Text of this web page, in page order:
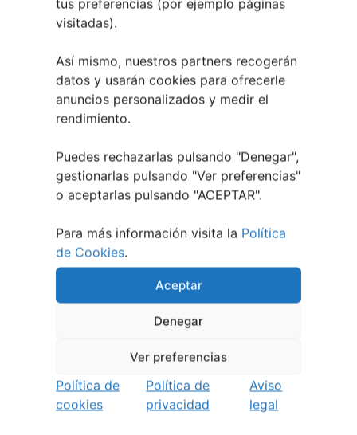
tus preferencias (por ejemplo páginas
visitadas).
Así mismo, nuestros partners recogerán
datos y usarán cookies para ofrecerle
anuncios personalizados y medir el
rendimiento.
Puedes rechazarlas pulsando "Denegar",
gestionarlas pulsando "Ver preferencias"
o aceptarlas pulsando "ACEPTAR".
Para más información visita la Política
de Cookies.
Aceptar
Denegar
Ver preferencias
Política de
cookies
Política de
privacidad
Aviso
legal
Chapela
28 julio, 2026
Noticias de Ourenseplan
Festival Noites Teatrais de Vilamarín 2026
Verano Cultural de Seixalbo 2026
2026
A bailar! | Espectáculo en Baños de Molga